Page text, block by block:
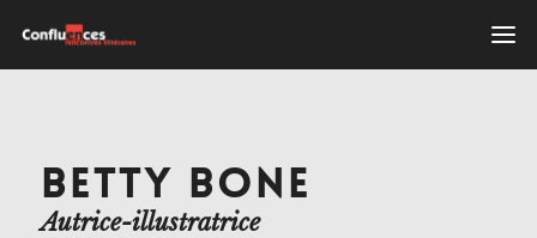
BETTY BONE
Autrice-illustratrice